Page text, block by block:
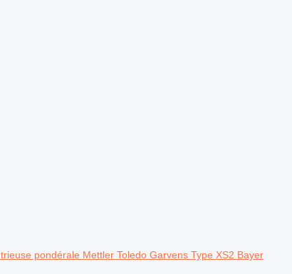
trieuse pondérale Mettler Toledo Garvens Type XS2 Bayer